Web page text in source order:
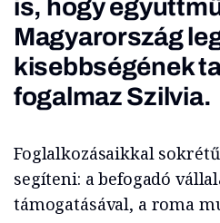
is, hogy
Magyarország
kisebbségének
fogalmaz Szilvia.
Foglalkozásaikkal
segíteni: a befogadó
támogatásával, a roma